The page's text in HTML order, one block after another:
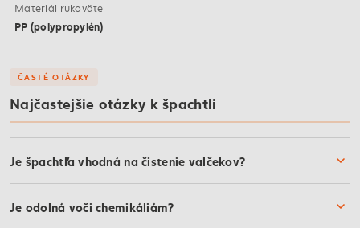
Materiál rukoväte
PP (polypropylén)
ČASTÉ OTÁZKY
Najčastejšie otázky k špachtli
Je špachtľa vhodná na čistenie valčekov?
Je odolná voči chemikáliám?